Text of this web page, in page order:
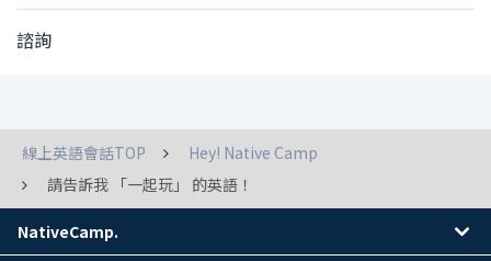
諮詢
線上英語會話TOP
Hey! Native Camp
請告訴我 「一起玩」 的英語！
NativeCamp.